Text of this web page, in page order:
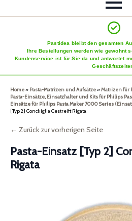
Pastidea bleibt den gesamten
Ihre Bestellungen werden wie gewohnt
Kundenservice ist für Sie da und antwortet
Home» Pasta-Matrizen und Aufsätze»Matrizen für
Pasta-Einsätze, Einsatzhalter und Kits für Philips
Einsätze für Philips Pasta Maker 7000 Series
[Typ 2] Conchiglia Gestreift Rigata
← Zurück zur vorherigen Seite
Pasta-Einsatz [Typ 2]
Rigata